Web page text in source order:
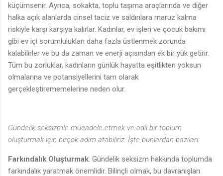
küçümsenir. Ayrıca, sokakta, toplu taşıma araçlarında ve diğer
halka açık alanlarda cinsel taciz ve saldırılara maruz kalma
riskiyle karşı karşıya kalırlar. Kadınlar, ev işleri ve çocuk bakımı
gibi ev içi sorumlulukları daha fazla üstlenmek zorunda
kalabilirler ve bu da zaman ve enerji açısından ek bir yük getirir.
Tüm bu zorluklar, kadınların günlük hayatta eşitlikten yoksun
olmalarına ve potansiyellerini tam olarak
gerçekleştirememelerine neden olur.
Gündelik seksizmle mücadele etmek ve adil bir toplum
oluşturmak için birçok adım atabiliriz. İşte bunlardan bazıları:
Farkındalık Oluşturmak: Gündelik seksizm hakkında toplumda
farkındalık yaratmak önemlidir. Bilinçli olmak, bu davranışları